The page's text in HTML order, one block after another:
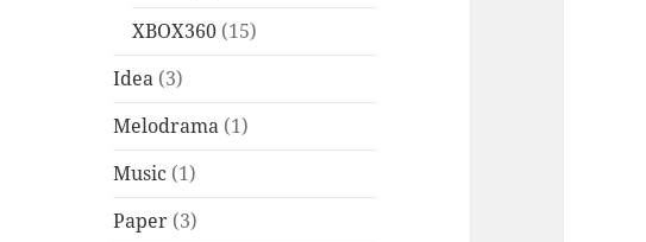
XBOX360 (15)
Idea (3)
Melodrama (1)
Music (1)
Paper (3)